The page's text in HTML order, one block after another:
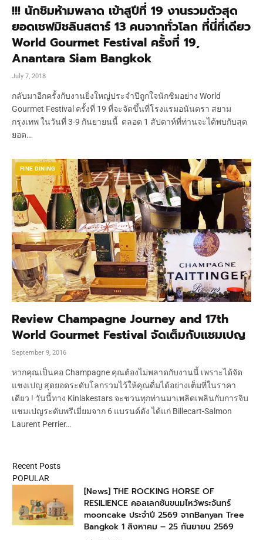
!!! นักชิมห้ามพลาด เข้าสูปีที่ 19 งานรวมตัวสุด
ยอดเชฟมิชลินสตาร์ 13 คนจากทั่วโลก ที่นี่ที่เดียว
World Gourmet Festival ครั้งที่ 19,
Anantara Siam Bangkok
July 7, 2018
กลับมาอีกครั้งกับงานยิ่งใหญ่ประจำปีถูกใจนักชิมอย่าง World
Gourmet Festival ครั้งที่ 19 ที่จะจัดขึ้นที่โรงแรมอนันตรา สยาม
กรุงเทพ ในวันที่ 3-9 กันยายนนี้ ตลอด 1 สัปดาห์ที่ท่านจะได้พบกับสุด
ยอด…
FINE DINING
Review Champagne Journey and 17th
World Gourmet Festival จัดเต็มกับแชมเปญ
September 9, 2016
หากคุณเป็นคอ Champagne คุณต้องไม่พลาดกับงานนี้ เพราะได้จัด
แชงเปญ สุดยอดระดับโลกรวมไว้ให้คุณดื่มได้อย่างเต็มที่ในราคา
เดียว ! วันนี้ทาง Kinlakestars จะชวนทุกท่านมาเพลิดเพลินกับการจิบ
แชมเปญระดับพรีเมี่ยมจาก 6 แบรนด์ดัง ได้แก่ Billecart-Salmon
Laurent Perrier…
Recent Posts
POPULAR
[News] THE ROCKING HORSE OF
RESILIENCE คอลเลกชันขนมไหว้พระจันทร์
mooncake ประจำปี 2569 จากBanyan Tree
Bangkok 1 สิงหาคม – 25 กันยายน 2569